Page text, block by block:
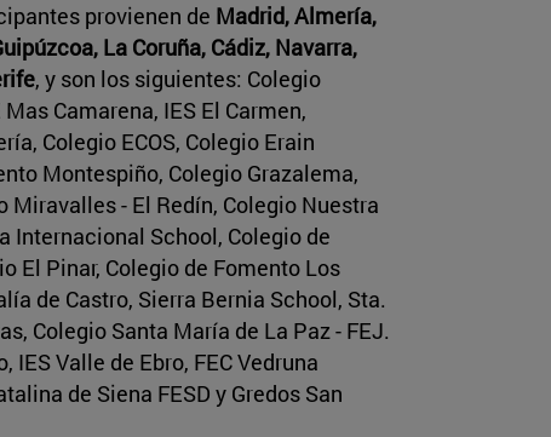
provienen de Madrid, Almería,
La Coruña, Cádiz, Navarra,
, y son los siguientes: Colegio
Camarena, IES El Carmen,
Colegio ECOS, Colegio Erain
Montespiño, Colegio Grazalema,
Miravalles - El Redín, Colegio Nuestra
Internacional School, Colegio de
El Pinar, Colegio de Fomento Los
de Castro, Sierra Bernia School, Sta.
Colegio Santa María de La Paz - FEJ.
Valle de Ebro, FEC Vedruna
de Siena FESD y Gredos San